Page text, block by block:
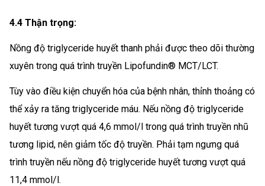
4.4 Thận trọng:
Nồng độ triglyceride huyết thanh phải được theo dõi thường
xuyên trong quá trình truyền Lipofundin® MCT/LCT.
Tùy vào điều kiện chuyển hóa của bệnh nhân, thỉnh thoảng có
thể xảy ra tăng triglyceride máu. Nếu nồng độ triglyceride
huyết tương vượt quá 4,6 mmol/l trong quá trình truyền nhũ
tương lipid, nên giảm tốc độ truyền. Phải tạm ngưng quá
trình truyền nếu nồng độ triglyceride huyết tương vượt quá
11,4 mmol/l.